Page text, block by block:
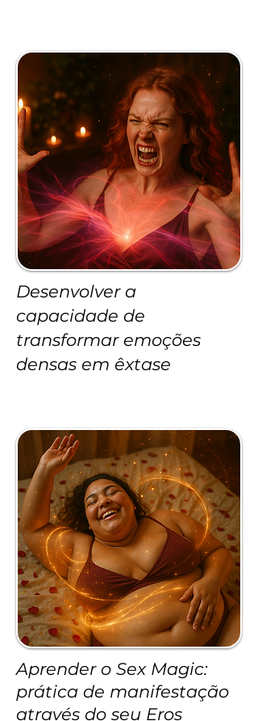
Desenvolver a
capacidade de
transformar emoções
densas em êxtase
Aprender o Sex Magic:
prática de manifestação
através do seu Eros